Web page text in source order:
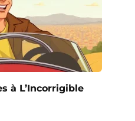
à L’Incorrigible